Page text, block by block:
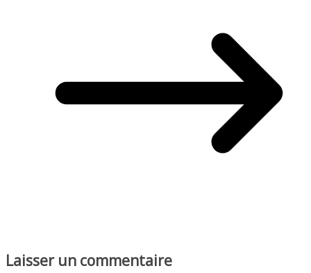
Laisser un commentaire